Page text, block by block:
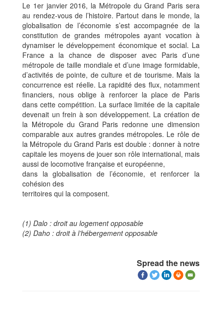
Le 1er janvier 2016, la Métropole du Grand Paris sera
au rendez-vous de l’histoire. Partout dans le monde, la
globalisation de l’économie s’est accompagnée de la
constitution de grandes métropoles ayant vocation à
dynamiser le développement économique et social. La
France a la chance de disposer avec Paris d’une
métropole de taille mondiale et d’une image formidable,
d’activités de pointe, de culture et de tourisme. Mais la
concurrence est réelle. La rapidité des flux, notamment
financiers, nous oblige à renforcer la place de Paris
dans cette compétition. La surface limitée de la capitale
devenait un frein à son développement. La création de
la Métropole du Grand Paris redonne une dimension
comparable aux autres grandes métropoles. Le rôle de
la Métropole du Grand Paris est double : donner à notre
capitale les moyens de jouer son rôle international, mais
aussi de locomotive française et européenne,
dans la globalisation de l’économie, et renforcer la
cohésion des
territoires qui la composent.
(1) Dalo : droit au logement opposable
(2) Daho : droit à l’hébergement opposable
Spread the news